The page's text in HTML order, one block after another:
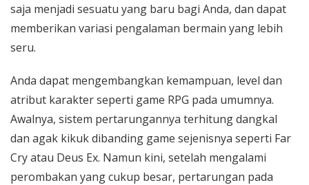
saja menjadi sesuatu yang baru bagi Anda, dan dapat
memberikan variasi pengalaman bermain yang lebih
seru.
Anda dapat mengembangkan kemampuan, level dan
atribut karakter seperti game RPG pada umumnya.
Awalnya, sistem pertarungannya terhitung dangkal
dan agak kikuk dibanding game sejenisnya seperti Far
Cry atau Deus Ex. Namun kini, setelah mengalami
perombakan yang cukup besar, pertarungan pada